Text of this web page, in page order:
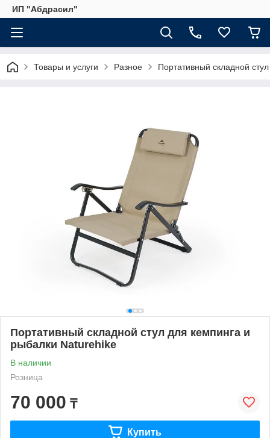
ИП "Абдрасил"
Товары и услуги Разное Портативный складной
Портативный складной стул для кемпинга и
рыбалки Naturehike
В наличии
Розница
70 000 ₸
Купить